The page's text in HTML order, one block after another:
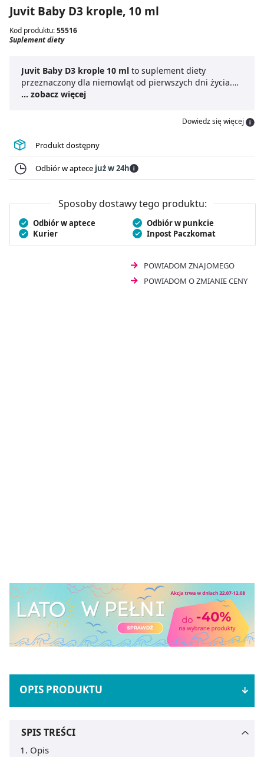
Juvit Baby D3 krople, 10 ml
Kod produktu:55516
Suplement diety
Juvit Baby D3 krople 10 ml to suplement diety
przeznaczony dla niemowląt od pierwszych dni życia.
Główne składniki to olej roślinny MCT, cholekalcyferol
przyczynia się do prawidłowego
prawidłowe funkcjonowanie układu odpornościowego.
dl-alfa tokoferolpomaga w ochronie komórek przed
stresem oksydacyjnym.Juvit Baby D3 krople 10 ml
dostępny jest w wygodnej formie kropli, co ułatwia
... zobacz więcej
Dowiedz się więcej
Produkt dostępny
Odbiór w aptece już w 24h
Sposoby dostawy tego produktu:
Odbiór w aptece
Odbiór w punkcie
Kurier
Inpost Paczkomat
POWIADOM ZNAJOMEGO
POWIADOM O ZMIANIE CENY
OPIS PRODUKTU
SPIS TREŚCI
Opis